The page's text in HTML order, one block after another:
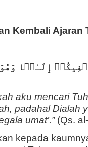
Kembali Ajaran
إِلَـٰهࣰا
aku mencari
padahal Dialah
umat’.”(Qs.
kepada